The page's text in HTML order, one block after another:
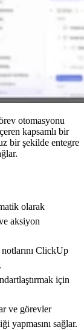
otomasyonu
kapsamlı bir
bir şekilde entegre
olarak
aksiyon
notlarını ClickUp
için
ve görevler
yapmasını sağlar.